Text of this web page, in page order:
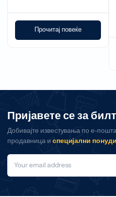
Прочитај повеќе
Пријавете се за
Добивајте известувања по е-
продавница и специјални понуди